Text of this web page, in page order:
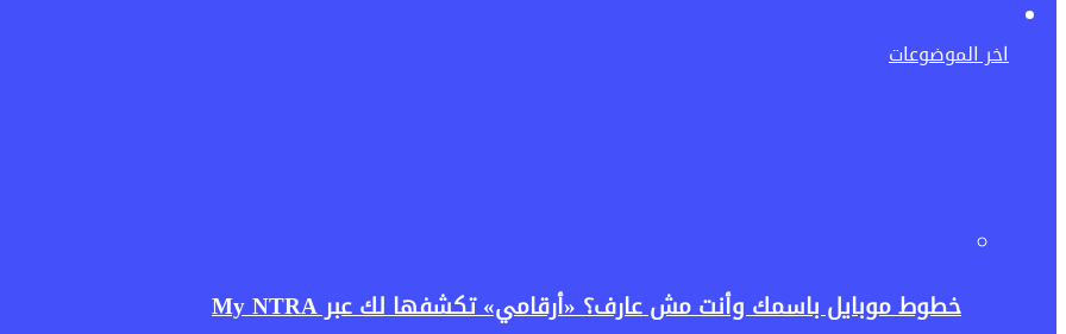
اخر الموضوعات
خطوط موبايل باسمك وأنت مش عارف؟ «أرقامي» تكشفها لك عبر My NTRA